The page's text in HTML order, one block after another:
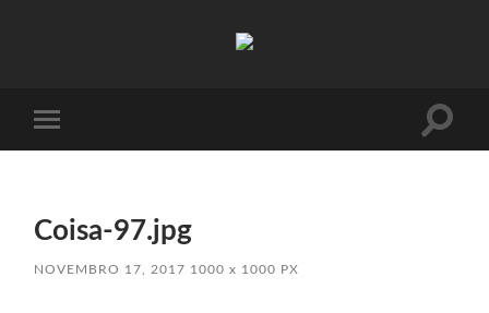
mobile
Toggle
Coisa-97.jpg
NOVEMBRO 17, 2017 1000x 1000 PX